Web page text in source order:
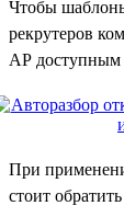
Чтобы
рекрутеров
АР доступным
При
стоит